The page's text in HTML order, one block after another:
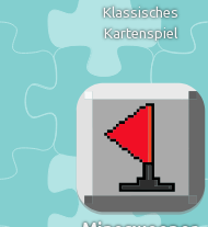
Klassisches
Kartenspiel